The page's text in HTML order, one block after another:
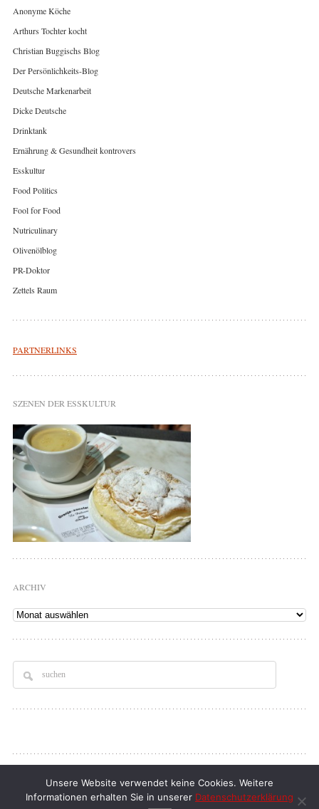
Anonyme Köche
Arthurs Tochter kocht
Christian Buggischs Blog
Der Persönlichkeits-Blog
Deutsche Markenarbeit
Dicke Deutsche
Drinktank
Ernährung & Gesundheit kontrovers
Esskultur
Food Politics
Fool for Food
Nutriculinary
Olivenölblog
PR-Doktor
Zettels Raum
PARTNERLINKS
SZENEN DER ESSKULTUR
ARCHIV
Archiv
Copyright © 2026Tellerrand. All rights Reserved.
klaus d. doll| full service webdesign
Unsere Website verwendet keine Cookies. Weitere
Informationen erhalten Sie in unserer Datenschutzerklärung